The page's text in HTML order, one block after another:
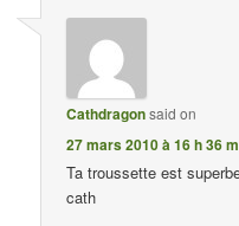
Cathdragonsaid on
27 mars 2010 à 16 h 36
Ta troussette est
cath